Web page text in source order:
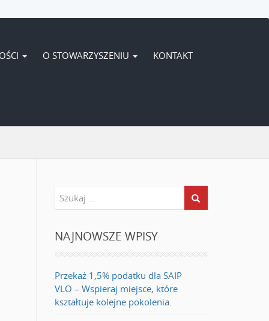
O STOWARZYSZENIU KONTAKT
NAJNOWSZE WPISY
Przekaż 1,5% podatku dla SAIP
VLO – Wspieraj miejsce, które
kształtuje kolejne pokolenia.